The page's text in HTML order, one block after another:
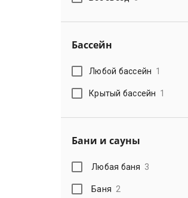
Бассейн
Любой бассейн 1
Крытый бассейн 1
Бани и сауны
Любая баня 3
Баня 2